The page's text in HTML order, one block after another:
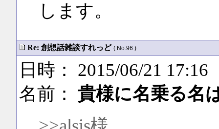
します。
Re: 創想話雑談すれっど ( No.96 )
日時： 2015/06/21 17:16
名前： 貴様に名乗る名